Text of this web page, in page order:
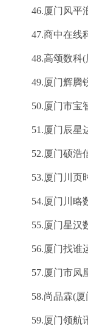
46.厦门风平浪
47.商中在线科
48.高颂数科(
49.厦门辉腾锐
50.厦门市宝智
51.厦门辰星达
52.厦门硕浩信
53.厦门川页时
54.厦门川略数
55.厦门星汉数
56.厦门找谁运
57.厦门市凤凰
58.尚品霖(厦
59.厦门领航讯